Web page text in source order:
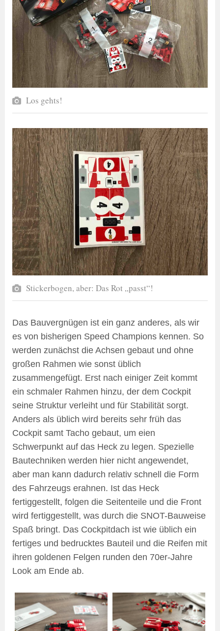
Los gehts!
Stickerbogen, aber: Das Rot „passt“!
Das Bauvergnügen ist ein ganz anderes, als wir
es von bisherigen Speed Champions kennen. So
werden zunächst die Achsen gebaut und ohne
großen Rahmen wie sonst üblich
zusammengefügt. Erst nach einiger Zeit kommt
ein schmaler Rahmen hinzu, der dem Cockpit
seine Struktur verleiht und für Stabilität sorgt.
Anders als üblich wird bereits sehr früh das
Cockpit samt Tacho gebaut, um eien
Schwerpunkt auf das Heck zu legen. Spezielle
Bautechniken werden hier nicht angewendet,
aber man kann dadurch relativ schnell die Form
des Fahrzeugs erahnen. Ist das Heck
fertiggestellt, folgen die Seitenteile und die Front
wird fertiggestellt, was durch die SNOT-Bauweise
Spaß bringt. Das Cockpitdach ist wie üblich ein
fertiges und bedrucktes Bauteil und die Reifen mit
ihren goldenen Felgen runden den 70er-Jahre
Look am Ende ab.